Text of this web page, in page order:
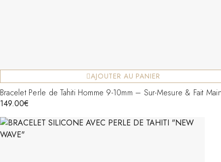
AJOUTER AU PANIER
Bracelet Perle de Tahiti Homme 9-10mm – Sur-Mesure & Fait
149.00€